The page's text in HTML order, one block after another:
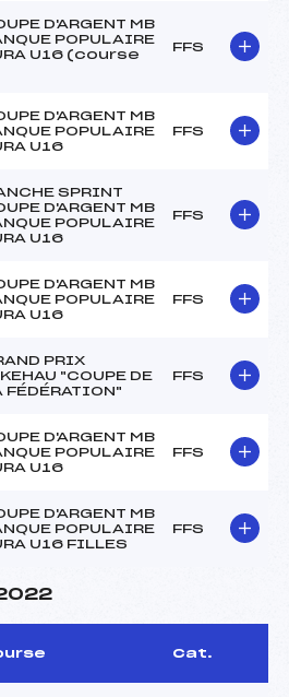
D'ARGENT MB
POPULAIRE
U16 (course
FFS
D'ARGENT MB
POPULAIRE
U16
FFS
SPRINT
D'ARGENT MB
POPULAIRE
U16
FFS
D'ARGENT MB
POPULAIRE
U16
FFS
PRIX
"COUPE DE
FÉDÉRATION"
FFS
D'ARGENT MB
POPULAIRE
U16
FFS
D'ARGENT MB
POPULAIRE
U16 FILLES
FFS
Cat.